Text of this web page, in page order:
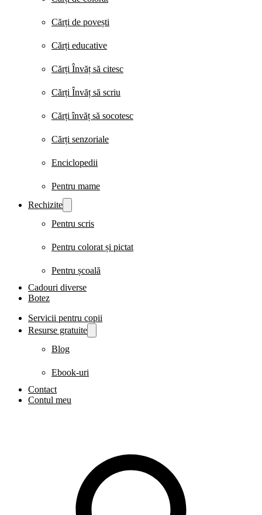
Cărți de povești
Cărți educative
Cărți Învăț să citesc
Cărți Învăț să scriu
Cărți învăț să socotesc
Cărți senzoriale
Enciclopedii
Pentru mame
Rechizite
Pentru scris
Pentru colorat și pictat
Pentru școală
Cadouri diverse
Botez
Servicii pentru copii
Resurse gratuite
Blog
Ebook-uri
Contact
Contul meu